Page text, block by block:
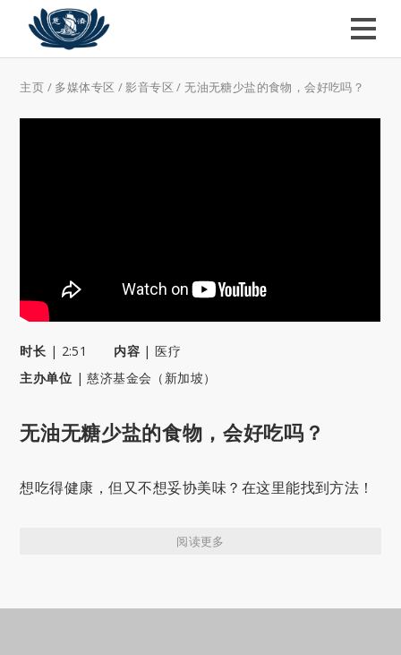
主页 / 多媒体专区 /影音专区 /无油无糖少盐的食物，会好吃吗？
时长 | 2:51 内容 | 医疗
主办单位 |慈济基金会（新加坡）
无油无糖少盐的食物，会好吃吗？
想吃得健康，但又不想妥协美味？在这里能找到方法！
阅读更多